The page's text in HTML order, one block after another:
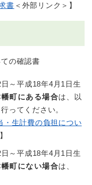
書 ＜外部リンク＞ 】
の確認書
～平成18年4月1日生
町にある場合は、以
ってください。
・生計費の負担につい
】
～平成18年4月1日生
町にない場合は、